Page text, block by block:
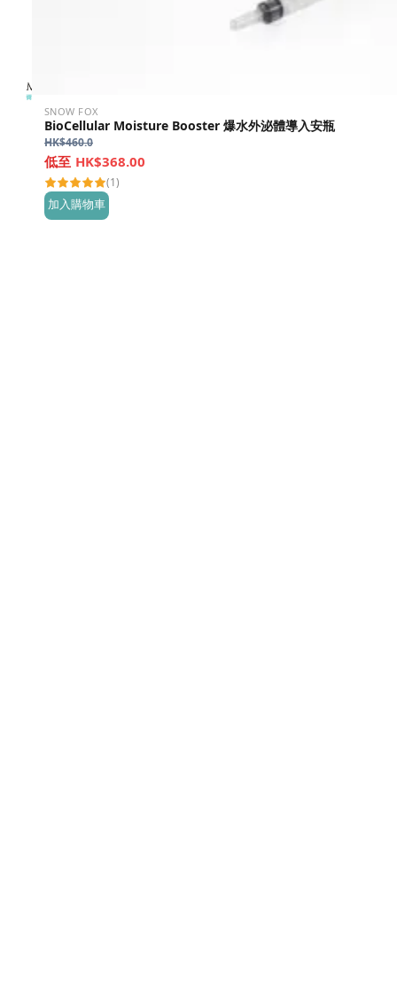
SNOW FOX
BioCellular Moisture Booster 爆水外泌體導入安瓶
HK$460.0
HK$368.00
(1)
加入購物車